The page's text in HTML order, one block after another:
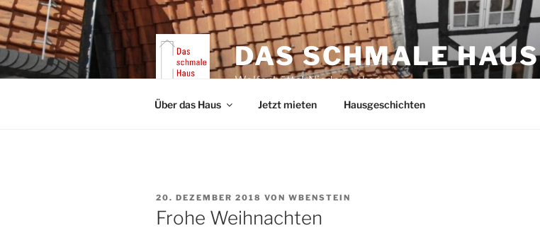
Zum
Inhalt
springen
DAS SCHMALE HAUS
Wolfenbüttel, Niedersachsen
Über das Haus Jetzt mieten Hausgeschichten
VERÖFFENTLICHT
AM
20. DEZEMBER 2018 VON WBENSTEIN
Frohe Weihnachten